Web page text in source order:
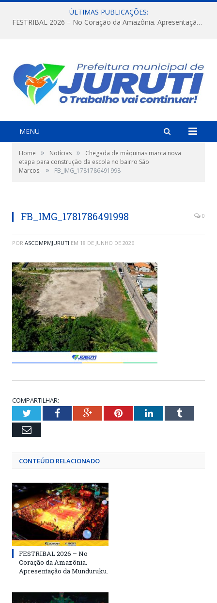
ÚLTIMAS PUBLICAÇÕES:
FESTRIBAL 2026 – No Coração da Amazônia. Apresentação da Munduruku.
MENU
Home » Notícias »
Chegada de máquinas marca nova
etapa para construção da escola no bairro São
Marcos.
» FB_IMG_1781786491998
FB_IMG_1781786491998 0
POR ASCOMPMJURUTI EM 18 DE JUNHO DE 2026
COMPARTILHAR:
TwitterFacebookGoogle+PinterestLinkedInTumblr
Email
CONTEÚDO RELACIONADO
FESTRIBAL 2026 – No
Coração da Amazônia.
Apresentação da Munduruku.